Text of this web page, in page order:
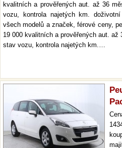
kvalitních a prověřených aut. až 36
vozu, kontrola najetých km.
všech modelů a značek, férové ceny,
19 000 kvalitních a prověřených aut.
stav vozu, kontrola najetých km.…